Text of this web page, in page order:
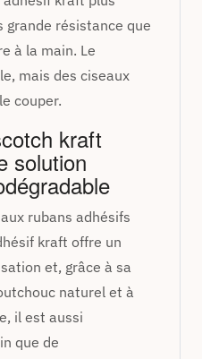
grande résistance que
à la main. Le
mais des ciseaux
couper.
kraft
solution
rubans adhésifs
kraft offre un
et, grâce à sa
naturel et à
il est aussi
que de